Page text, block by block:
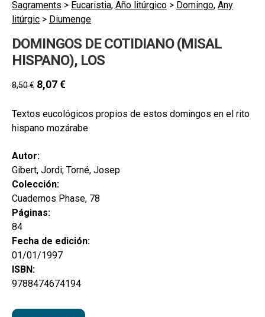
BLOG
EL MEU COMPTE
CERCAR
ESP
Sagraments > Eucaristia, Año litúrgico > Domingo, Any
litúrgic > Diumenge
DOMINGOS DE COTIDIANO (MISAL
HISPANO), LOS
8,50€ 8,07€
Textos eucológicos propios de estos domingos en el rito
hispano mozárabe
Autor:
Gibert, Jordi; Torné, Josep
Colección:
Cuadernos Phase, 78
Páginas:
84
Fecha de edición:
01/01/1997
ISBN:
9788474674194